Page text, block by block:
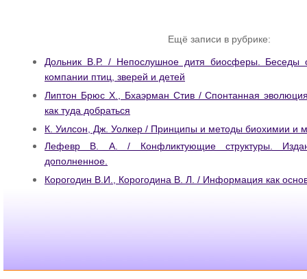
Ещё записи в рубрике:
Дольник В.Р. / Непослушное дитя биосферы. Беседы
компании птиц, зверей и детей
Липтон Брюс X., Бхаэрман Стив / Спонтанная
как туда добраться
К. Уилсон, Дж. Уолкер / Принципы и методы биохимии и
Лефевр В. А. / Конфликтующие структуры.
дополненное.
Корогодин В.И., Корогодина В. Л. / Информация как